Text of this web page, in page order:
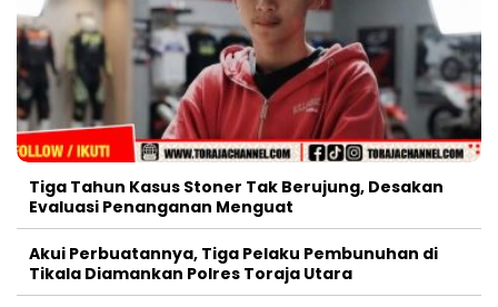
Tiga Tahun Kasus Stoner Tak Berujung, Desakan
Evaluasi Penanganan Menguat
Akui Perbuatannya, Tiga Pelaku Pembunuhan di
Tikala Diamankan Polres Toraja Utara